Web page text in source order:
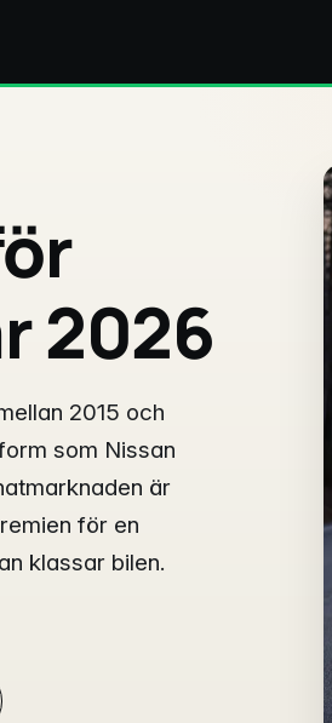
2026
2015 och
som Nissan
är
för en
klassar bilen.